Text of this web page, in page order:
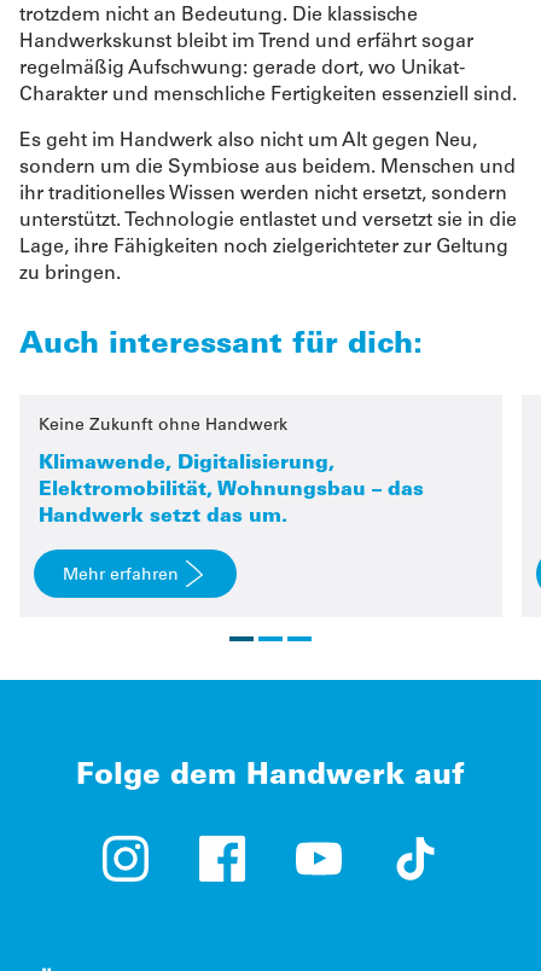
trotzdem nicht an Bedeutung. Die klassische
Handwerkskunst bleibt im Trend und erfährt sogar
regelmäßig Aufschwung: gerade dort, wo Unikat-
Charakter und menschliche Fertigkeiten essenziell sind.
Es geht im Handwerk also nicht um Alt gegen Neu,
sondern um die Symbiose aus beidem. Menschen und
ihr traditionelles Wissen werden nicht ersetzt, sondern
unterstützt. Technologie entlastet und versetzt sie in die
Lage, ihre Fähigkeiten noch zielgerichteter zur Geltung
zu bringen.
Auch interessant für dich:
Keine Zukunft ohne Handwerk
Klimawende, Digitalisierung,
Elektromobilität, Wohnungsbau – das
Handwerk setzt das um.
Mehr erfahren
Folge dem Handwerk auf
Instagram (öffnet in neuem Tab)
Facebook (öffnet in neuem Tab)
YouTube (öffnet in
TikTok